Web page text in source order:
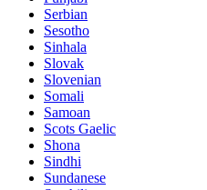
Serbian
Sesotho
Sinhala
Slovak
Slovenian
Somali
Samoan
Scots Gaelic
Shona
Sindhi
Sundanese